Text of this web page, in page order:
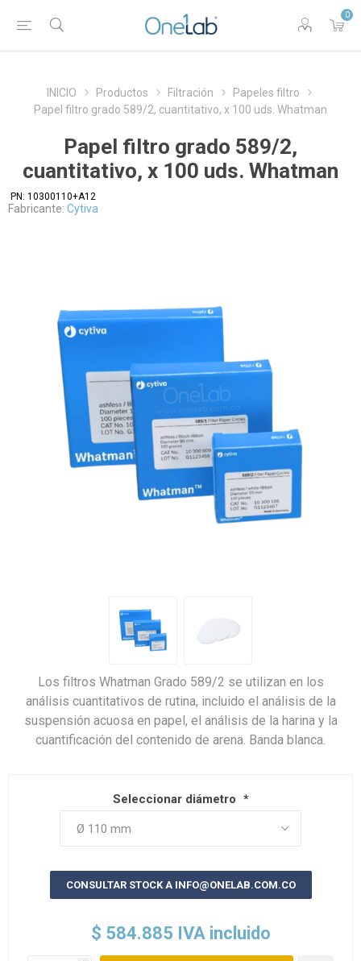
0
INICIO Productos Filtración
Papeles filtro
Papel filtro grado 589/2, cuantitativo, x 100 uds. Whatman
Papel filtro grado 589/2,
cuantitativo, x 100 uds. Whatman
PN: 10300110+A12
Fabricante: Cytiva
Los filtros Whatman Grado 589/2 se utilizan en los
análisis cuantitativos de rutina, incluido el análisis de la
suspensión acuosa en papel, el análisis de la harina y la
cuantificación del contenido de arena. Banda blanca.
Seleccionar diámetro *
CONSULTAR STOCK A INFO@ONELAB.COM.CO
$ 584.885 IVA incluido